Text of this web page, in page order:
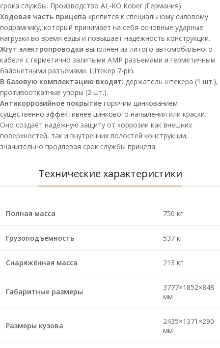
срока службы. Производство AL-KO Kober (Германия).
Ходовая часть прицепа крепится к специальному силовому
подрамнику, который принимает на себя основные ударные
нагрузки во время езды и повышает надёжность конструкции.
Жгут электропроводки выполнен из литого автомобильного
кабеля с герметично залитыми АМР разъемами и герметичным
байонетными разъемами. Штекер 7-pin.
В базовую комплектацию входят: держатель штекера (1 шт.),
противооткатные упоры (2 шт.).
Антикоррозийное покрытие горячим цинкованием
существенно эффективнее цинкового напыления или краски.
Оно создаёт надёжную защиту от коррозии как внешних
поверхностей, так и внутренних полостей конструкции,
значительно продлевая срок службы прицепа.
Технические характеристики
Полная масса 750 кг
Грузоподъемность 537 кг
Снаряжённая масса 213 кг
Габаритные размеры
3777×1852×848
мм
Размеры кузова
2435×1371×290
мм